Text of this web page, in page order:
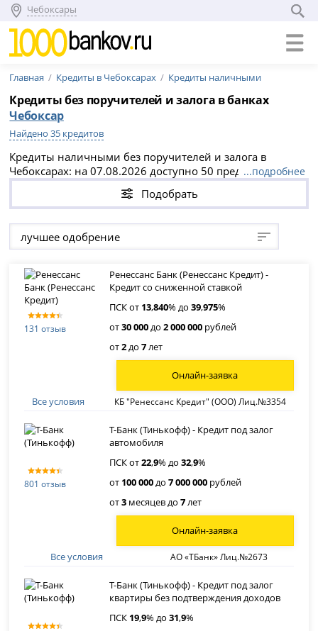
Чебоксары
Главная Кредиты в Чебоксарах Кредиты наличными
Кредиты без поручителей и залога в банках
Чебоксар
Найдено 35 кредитов
Кредиты наличными без поручителей и залога в
Чебоксарах: на 07.08.2026 доступно 50 предложений с
мгновенным решением, суммами до 1 500 000 000
рублей, сроками от 1 дней до 30 лет и ПСК от 13.84% до
69.53% годовых. Безопасное оформление через
официальные сайты банков Чебоксар — выберите
подходящий вариант без справок и подайте заявку
...подробнее
Подобрать
лучшее одобрение
131 отзыв
Ренессанс Банк (Ренессанс Кредит) -
Кредит со сниженной ставкой
ПСК от 13,840% до39,975%
от30 000до2 000 000 рублей
от2до7лет
Все условия КБ "Ренессанс Кредит" (ООО) Лиц.№3354
Онлайн-заявка
801 отзыв
Т-Банк (Тинькофф) - Кредит под залог
автомобиля
ПСК от22,9% до32,9%
от 100 000до7 000 000 рублей
от3 месяцев до7лет
Все условия АО «ТБанк» Лиц.№2673
Онлайн-заявка
Т-Банк (Тинькофф) - Кредит под залог
квартиры без подтверждения доходов
ПСК 19,9% до31,9%